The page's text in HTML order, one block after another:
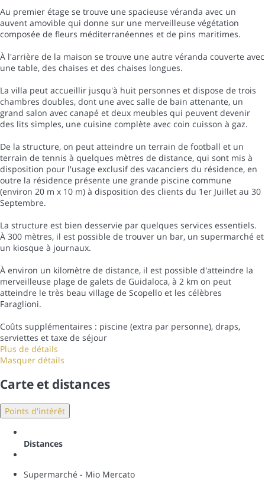
Au premier étage se trouve une spacieuse véranda avec un
auvent amovible qui donne sur une merveilleuse végétation
composée de fleurs méditerranéennes et de pins maritimes.
À l'arrière de la maison se trouve une autre véranda couverte avec
une table, des chaises et des chaises longues.
La villa peut accueillir jusqu'à huit personnes et dispose de trois
chambres doubles, dont une avec salle de bain attenante, un
grand salon avec canapé et deux meubles qui peuvent devenir
des lits simples, une cuisine complète avec coin cuisson à gaz.
De la structure, on peut atteindre un terrain de football et un
terrain de tennis à quelques mètres de distance, qui sont mis à
disposition pour l'usage exclusif des vacanciers du résidence, en
outre la résidence présente une grande piscine commune
(environ 20 m x 10 m) à disposition des clients du 1er Juillet au 30
Septembre.
La structure est bien desservie par quelques services essentiels.
À 300 mètres, il est possible de trouver un bar, un supermarché et
un kiosque à journaux.
À environ un kilomètre de distance, il est possible d'atteindre la
merveilleuse plage de galets de Guidaloca, à 2 km on peut
atteindre le très beau village de Scopello et les célèbres
Faraglioni.
Coûts supplémentaires : piscine (extra par personne), draps,
serviettes et taxe de séjour
Plus de détails
Masquer détails
Carte et distances
Points d'intérêt
Distances
Supermarché - Mio Mercato